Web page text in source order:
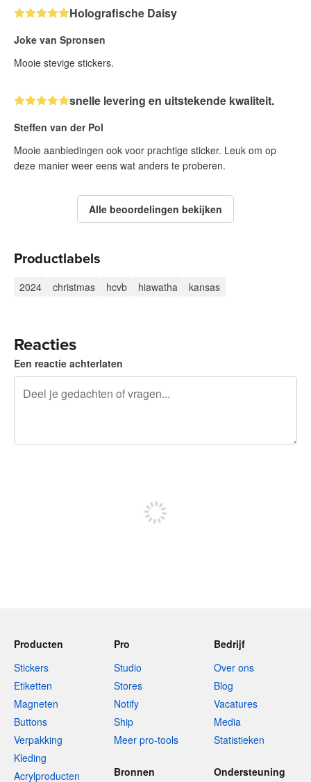
Holografische Daisy
Joke van Spronsen
Mooie stevige stickers.
snelle levering en uitstekende kwaliteit.
Steffen van der Pol
Mooie aanbiedingen ook voor prachtige sticker. Leuk om op
deze manier weer eens wat anders te proberen.
Alle beoordelingen bekijken
Productlabels
2024 christmas hcvb hiawatha kansas
Reacties
Een reactie achterlaten
Producten
Stickers
Etiketten
Magneten
Buttons
Verpakking
Kleding
Acrylproducten
Pro
Studio
Stores
Notify
Ship
Meer pro-tools
Bedrijf
Over ons
Blog
Vacatures
Media
Statistieken
Bronnen Ondersteuning